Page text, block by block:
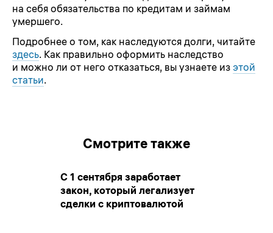
на себя обязательства по кредитам и займам
умершего.
Подробнее о том, как наследуются долги, читайте
здесь. Как правильно оформить наследство
и можно ли от него отказаться, вы узнаете из этой
статьи.
Смотрите также
С 1 сентября заработает
закон, который легализует
сделки с криптовалютой